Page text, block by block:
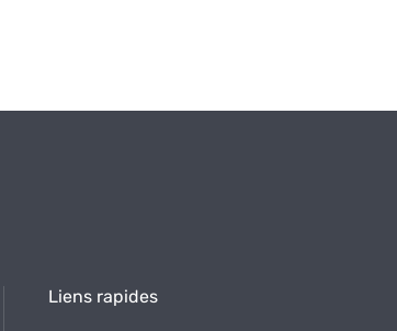
Liens rapides